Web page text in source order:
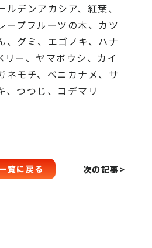
ルデンアカシア、紅葉、
ープフルーツの木、カツ
グミ、 エゴノキ、ハナ
リー、ヤマボウシ、カイ
ネモチ、ベニカナメ、サ
つつじ、コデマリ
覧に戻る 次の記事>